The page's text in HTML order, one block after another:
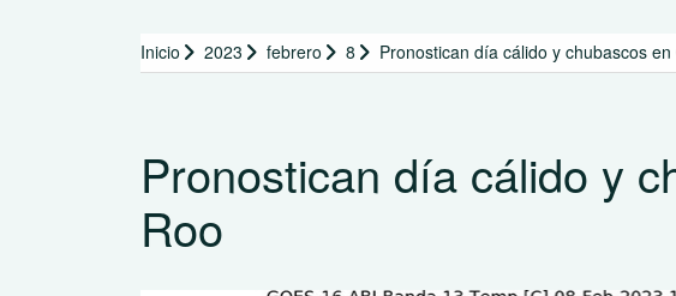
Inicio 2023 febrero 8 Pronostican día cálido y chubascos
Pronostican día cálido y
Roo